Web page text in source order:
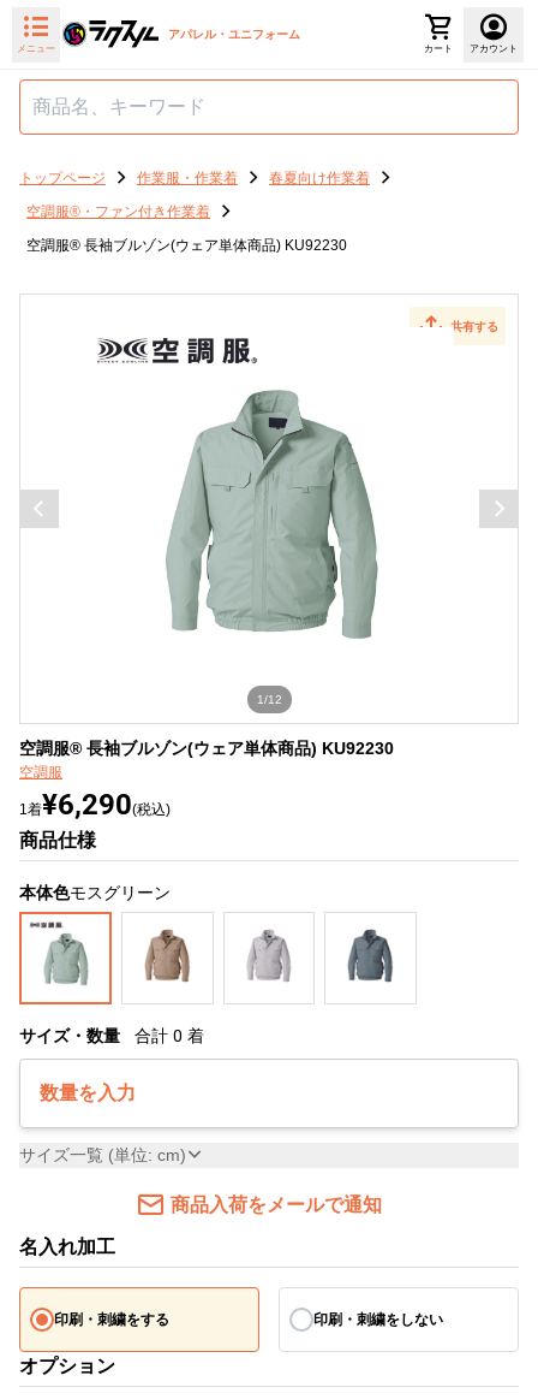
メニュー
アパレル・ユニフォーム
カート アカウント
トップページ 作業服・作業着
春夏向け作業着
空調服®・ファン付き作業着
空調服® 長袖ブルゾン(ウェア単体商品) KU92230
共有する
1/12
空調服® 長袖ブルゾン(ウェア単体商品) KU92230
空調服
1着¥6,290(税込)
商品仕様
本体色モスグリーン
サイズ・数量 合計 0 着
数量を入力
サイズ一覧 (単位: cm)
商品入荷をメールで通知
名入れ加工
印刷・刺繍をする 印刷・刺繍をしない
オプション